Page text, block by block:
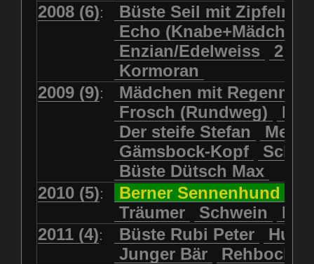
2008 (6):
Büste Seil mit
Echo
Enzian/Edelweiss
2
Kormoran
2009 (9):
Mädchen mit
Frosch (Rundweg)
Der steife Stefan
Gämsbock-Kopf
Büste Dütsch Max
2010 (5): Berner Sennenhund
Träumer
Schwein
2011 (4): Büste Rubi Peter
Junger Bär